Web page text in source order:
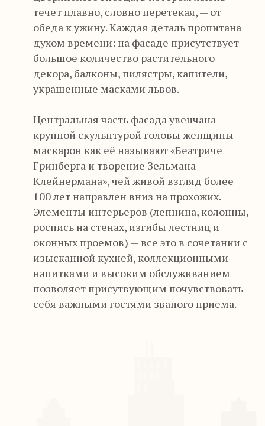
течет плавно, словно перетекая, — от
обеда к ужину. Каждая деталь пропитана
духом времени: на фасаде присутствует
большое количество растительного
декора, балконы, пилястры, капители,
украшенные масками львов.
Центральная часть фасада увенчана
крупной скульптурой головы женщины -
маскарон как её называют «Беатриче
Гринберга и творение Зельмана
Клейнермана», чей живой взгляд более
100 лет направлен вниз на прохожих.
Элементы интерьеров (лепнина, колонны,
роспись на стенах, изгибы лестниц и
оконных проемов) — все это в сочетании с
изысканной кухней, коллекционными
напитками и высоким обслуживанием
позволяет присутвующим почувствовать
себя важными гостями званого приема.